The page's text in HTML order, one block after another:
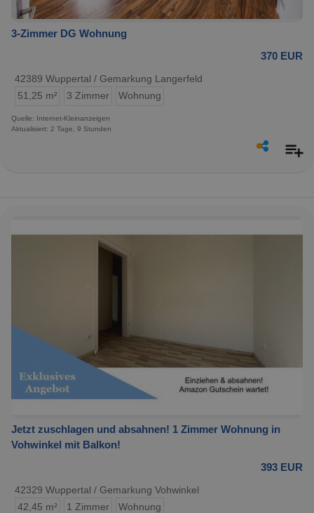
3-Zimmer DG Wohnung
370 EUR
42389 Wuppertal / Gemarkung Langerfeld
51,25 m²
3 Zimmer Wohnung
Quelle: Internet-Kleinanzeigen
Aktualisiert: 2 Tage, 9 Stunden
Jetzt zuschlagen und absahnen! 1 Zimmer Wohnung in
Vohwinkel mit Balkon!
393 EUR
42329 Wuppertal / Gemarkung Vohwinkel
42,45 m²
1 Zimmer Wohnung